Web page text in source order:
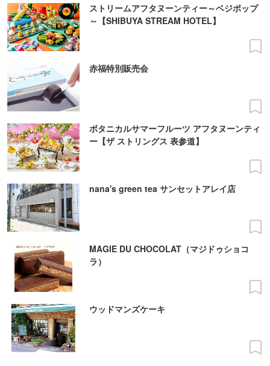
ストリームアフタヌーンティー～ベジポップ
～【SHIBUYA STREAM HOTEL】
赤福特別販売会
ボタニカルサマーフルーツ アフタヌーンティ
ー【ザ ストリングス 表参道】
nana's green tea サンセットアレイ店
MAGIE DU CHOCOLAT（マジドゥショコ
ラ）
ウッドマンズケーキ